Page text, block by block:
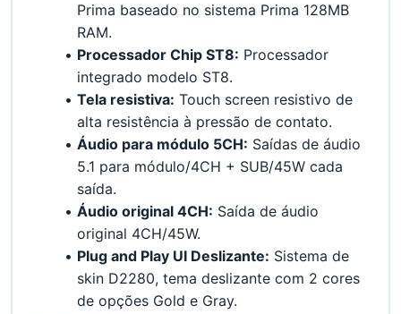
Prima baseado no sistema Prima 128MB
RAM.
Processador Chip ST8: Processador
integrado modelo ST8.
Tela resistiva: Touch screen resistivo de
alta resistência à pressão de contato.
Áudio para módulo 5CH: Saídas de áudio
5.1 para módulo/4CH + SUB/45W cada
saída.
Áudio original 4CH: Saída de áudio
original 4CH/45W.
Plug and Play UI Deslizante: Sistema de
skin D2280, tema deslizante com 2 cores
de opções Gold e Gray.